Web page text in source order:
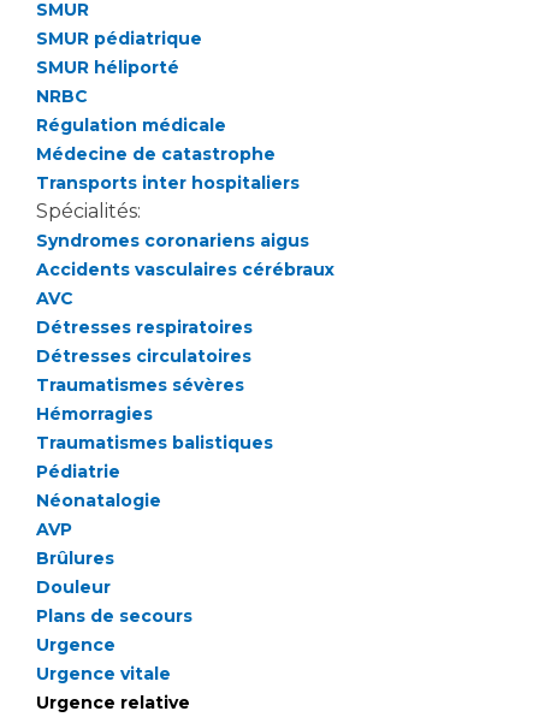
Salon des familles
Transports sanitaires
Vos droits, vos devoirs
Handicap
Handi 13
Pôle Médecine Physique et Réadaptation
Accueil sourds et malentendants
Charte Romain Jacob
Mouvement Parcours Handicap 13
Activité physique
Cancer
Médecine nucléaire
Les structures de recherche
Écoles et Instituts de Formation
Plateforme des internes
Professionnels de santé
Adresser un patient
Réseaux de soins
Adresser un examen au Laboratoire de Biologie
Médicale
Radiologie / Imagerie
Cancérologie
Les pôles d'activité médicale
Adresser un examen au Laboratoire d'Infectiologie
Centres de référence Maladies Rares
Plateforme d'Expertise Maladies Rares
SMUR
SMUR pédiatrique
SMUR héliporté
NRBC
Régulation médicale
Médecine de catastrophe
Transports inter hospitaliers
Spécialités:
Syndromes coronariens aigus
Accidents vasculaires cérébraux
AVC
Détresses respiratoires
Détresses circulatoires
Traumatismes sévères
Hémorragies
Traumatismes balistiques
Pédiatrie
Néonatalogie
AVP
Brûlures
Douleur
Plans de secours
Urgence
Urgence vitale
Urgence relative